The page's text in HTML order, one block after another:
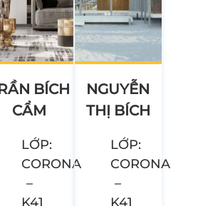
BÍCH
CẨM
LỚP:
CORONA
–
K41
NGUYỄN
THỊ BÍCH
LỚP:
CORONA
–
K41